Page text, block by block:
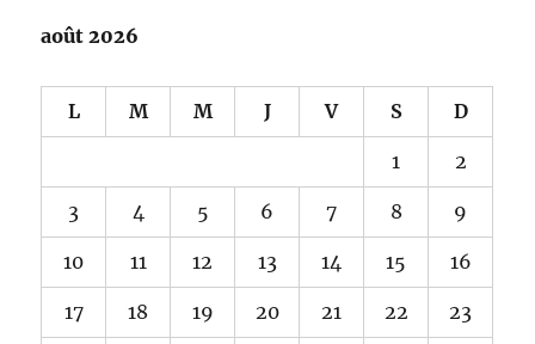
août 2026
L M M J V S D
1 2
3 4 5 6 7 8 9
10 11 12 13 14 15 16
17 18 19 20 21 22 23